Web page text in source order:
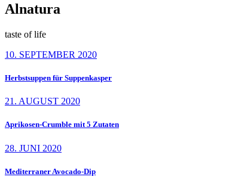
Alnatura
taste of life
10. SEPTEMBER 2020
Herbstsuppen für Suppenkasper
21. AUGUST 2020
Aprikosen-Crumble mit 5 Zutaten
28. JUNI 2020
Mediterraner Avocado-Dip